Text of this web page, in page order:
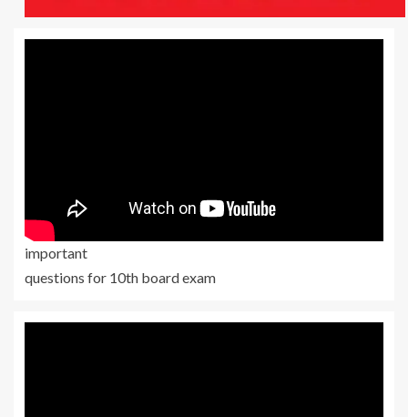
important
questions for 10th board exam